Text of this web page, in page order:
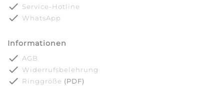
done Service-Hotline
done WhatsApp
Informationen
done AGB
done Widerrufsbelehrung
done Ringgröße (PDF)